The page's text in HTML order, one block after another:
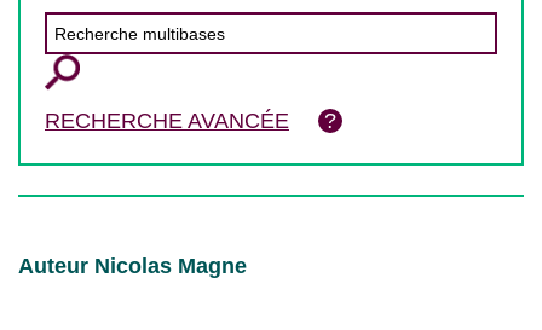
RECHERCHE AVANCÉE
Auteur Nicolas Magne